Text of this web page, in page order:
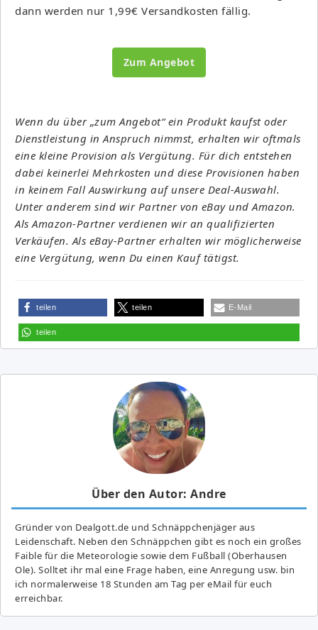
dann werden nur 1,99€ Versandkosten fällig.
Zum Angebot
Wenn du über „zum Angebot“ ein Produkt kaufst oder
Dienstleistung in Anspruch nimmst, erhalten wir oftmals
eine kleine Provision als Vergütung. Für dich entstehen
dabei keinerlei Mehrkosten und diese Provisionen haben
in keinem Fall Auswirkung auf unsere Deal-Auswahl.
Unter anderem sind wir Partner von eBay und Amazon.
Als Amazon-Partner verdienen wir an qualifizierten
Verkäufen. Als eBay-Partner erhalten wir möglicherweise
eine Vergütung, wenn Du einen Kauf tätigst.
teilen teilen E-Mail
teilen
Über den Autor: Andre
Gründer von Dealgott.de und Schnäppchenjäger aus
Leidenschaft. Neben den Schnäppchen gibt es noch ein großes
Fai­ble für die Meteorologie sowie dem Fußball (Oberhausen
Ole). Solltet ihr mal eine Frage haben, eine Anregung usw. bin
ich normalerweise 18 Stunden am Tag per eMail für euch
erreichbar.